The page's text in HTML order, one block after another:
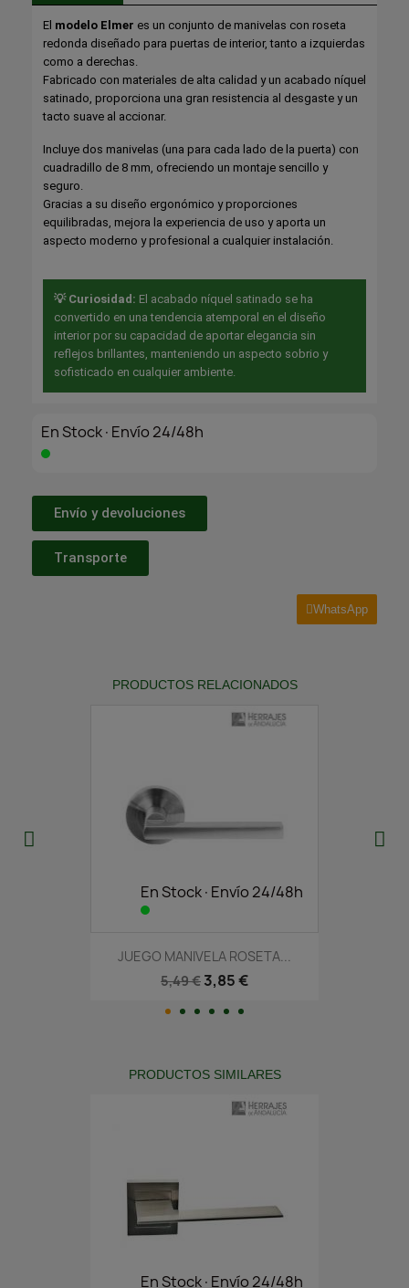
El modelo Elmer es un conjunto de manivelas con roseta
redonda diseñado para puertas de interior, tanto a izquierdas
como a derechas.
Fabricado con materiales de alta calidad y un acabado níquel
satinado, proporciona una gran resistencia al desgaste y un
tacto suave al accionar.
Incluye dos manivelas (una para cada lado de la puerta) con
cuadradillo de 8 mm, ofreciendo un montaje sencillo y
seguro.
Gracias a su diseño ergonómico y proporciones
equilibradas, mejora la experiencia de uso y aporta un
aspecto moderno y profesional a cualquier instalación.
💡 Curiosidad: El acabado níquel satinado se ha
convertido en una tendencia atemporal en el diseño
interior por su capacidad de aportar elegancia sin
reflejos brillantes, manteniendo un aspecto sobrio y
sofisticado en cualquier ambiente.
En Stock·Envío 24/48h
Envío y devoluciones
Transporte
WhatsApp
PRODUCTOS RELACIONADOS
En Stock·Envío 24/48h
JUEGO MANIVELA ROSETA...
5,49 € 3,85 €
PRODUCTOS SIMILARES
En Stock·Envío 24/48h